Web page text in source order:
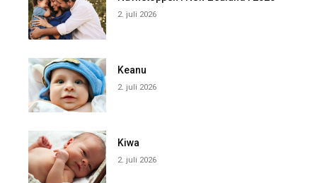
2. juli 2026
Keanu
2. juli 2026
Kiwa
2. juli 2026